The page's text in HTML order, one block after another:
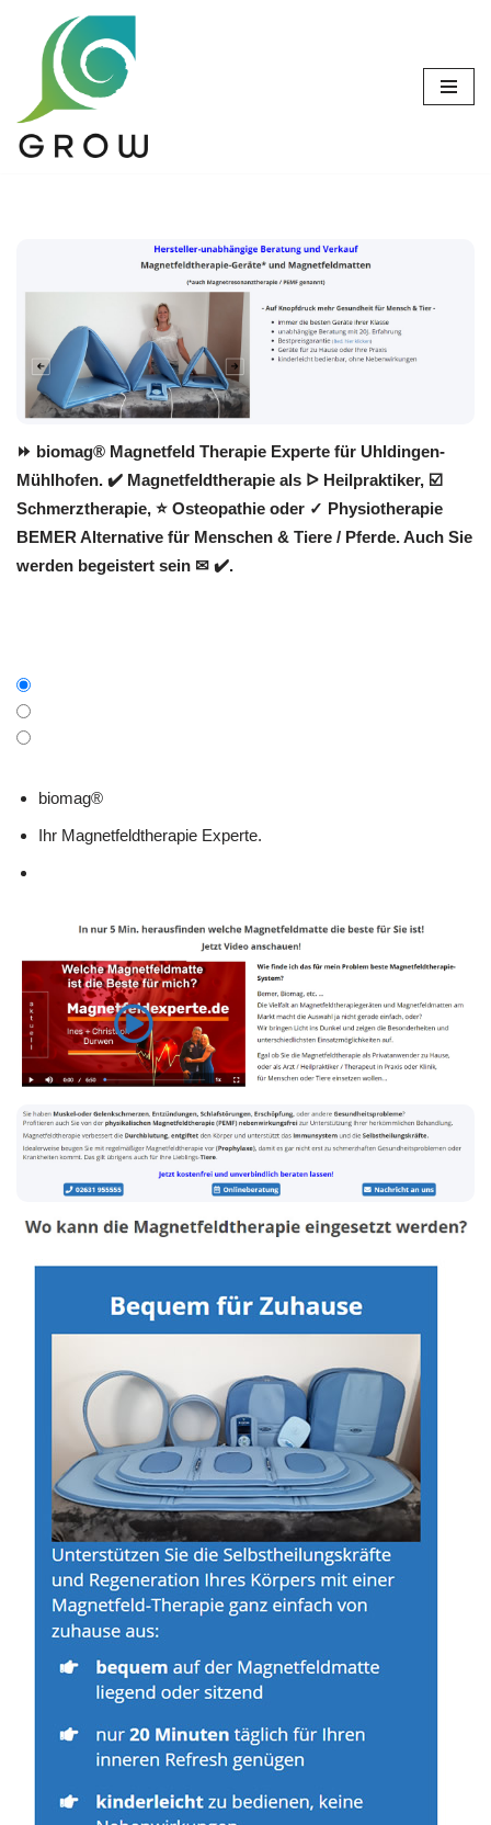
Zum
springen
⏩ biomag® Magnetfeld Therapie Experte für Uhldingen-
Mühlhofen. ✔️ Magnetfeldtherapie als ᐅ Heilpraktiker, ☑️
Schmerztherapie, ⭐ Osteopathie oder ✓ Physiotherapie
BEMER Alternative für Menschen & Tiere / Pferde. Auch Sie
werden begeistert sein ✉ ✔️.
biomag®
Ihr Magnetfeldtherapie Experte.